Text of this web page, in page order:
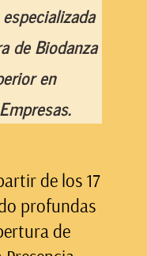
de Biodanza
en
de los 17
profundas
de